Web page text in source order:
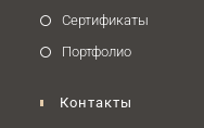
Сертификаты
Портфолио
Контакты